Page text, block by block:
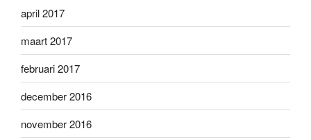
april 2017
maart 2017
februari 2017
december 2016
november 2016